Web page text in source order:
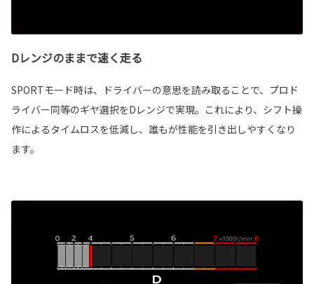
Dレンジのままで速く走る
SPORTモード時は、ドライバーの意思を読み取ることで、プロド
ライバー同等のギヤ選択をDレンジで実現。これにより、シフト操
作によるタイムロスを低減し、誰もが性能を引き出しやすくなり
ます。